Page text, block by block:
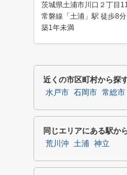
茨城県土浦市川口２丁目
常磐線「土浦」駅 徒歩8分
築1年未満
近くの市区町村から探
水戸市 石岡市 常総市
同じエリアにある駅か
荒川沖 土浦 神立